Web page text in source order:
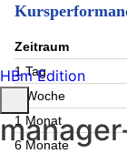
Zeitraum
1 Tag
1 Woche
1 Monat
6 Monate
HBm Edition